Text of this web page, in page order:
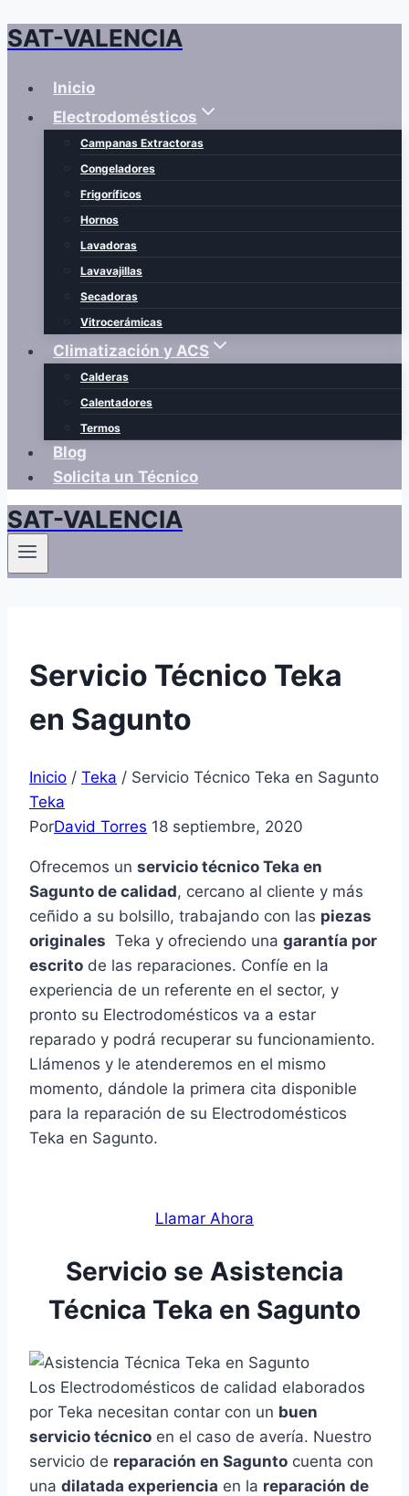
Saltar
contenido
SAT-VALENCIA
Inicio
Electrodomésticos
Campanas Extractoras
Congeladores
Frigoríficos
Hornos
Lavadoras
Lavavajillas
Secadoras
Vitrocerámicas
Climatización y ACS
Calderas
Calentadores
Termos
Blog
Solicita un Técnico
SAT-VALENCIA
Servicio Técnico Teka
en Sagunto
Inicio / Teka / Servicio Técnico Teka en Sagunto
Teka
PorDavid Torres 18 septiembre, 2020
Ofrecemos un servicio técnico Teka en
Sagunto de calidad, cercano al cliente y más
ceñido a su bolsillo, trabajando con las piezas
originales Teka y ofreciendo una garantía por
escrito de las reparaciones. Confíe en la
experiencia de un referente en el sector, y
pronto su Electrodomésticos va a estar
reparado y podrá recuperar su funcionamiento.
Llámenos y le atenderemos en el mismo
momento, dándole la primera cita disponible
para la reparación de su Electrodomésticos
Teka en Sagunto.
Llamar Ahora
Servicio se Asistencia
Técnica Teka en Sagunto
Los Electrodomésticos de calidad elaborados
por Teka necesitan contar con un buen
servicio técnico en el caso de avería. Nuestro
servicio de reparación en Sagunto cuenta con
una dilatada experiencia en la reparación de